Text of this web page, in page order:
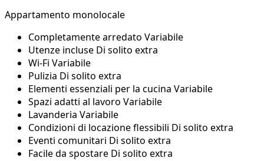
Appartamento monolocale
Completamente arredato Variabile
Utenze incluse Di solito extra
Wi‑Fi Variabile
Pulizia Di solito extra
Elementi essenziali per la cucina Variabile
Spazi adatti al lavoro Variabile
Lavanderia Variabile
Condizioni di locazione flessibili Di solito extra
Eventi comunitari Di solito extra
Facile da spostare Di solito extra